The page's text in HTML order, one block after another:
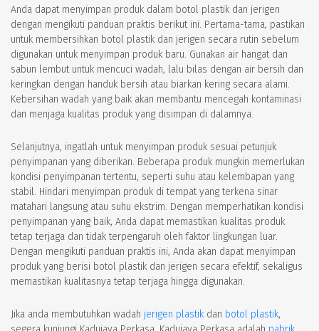
Anda dapat menyimpan produk dalam botol plastik dan jerigen
dengan mengikuti panduan praktis berikut ini. Pertama-tama, pastikan
untuk membersihkan botol plastik dan jerigen secara rutin sebelum
digunakan untuk menyimpan produk baru. Gunakan air hangat dan
sabun lembut untuk mencuci wadah, lalu bilas dengan air bersih dan
keringkan dengan handuk bersih atau biarkan kering secara alami.
Kebersihan wadah yang baik akan membantu mencegah kontaminasi
dan menjaga kualitas produk yang disimpan di dalamnya.
Selanjutnya, ingatlah untuk menyimpan produk sesuai petunjuk
penyimpanan yang diberikan. Beberapa produk mungkin memerlukan
kondisi penyimpanan tertentu, seperti suhu atau kelembapan yang
stabil. Hindari menyimpan produk di tempat yang terkena sinar
matahari langsung atau suhu ekstrim. Dengan memperhatikan kondisi
penyimpanan yang baik, Anda dapat memastikan kualitas produk
tetap terjaga dan tidak terpengaruh oleh faktor lingkungan luar.
Dengan mengikuti panduan praktis ini, Anda akan dapat menyimpan
produk yang berisi botol plastik dan jerigen secara efektif, sekaligus
memastikan kualitasnya tetap terjaga hingga digunakan.
Jika anda membutuhkan wadah jerigen plastik dan botol plastik,